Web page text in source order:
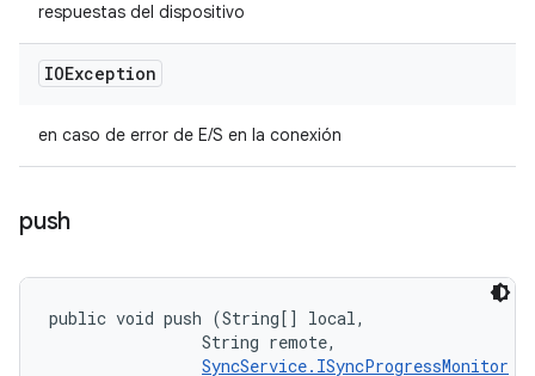
respuestas del dispositivo
IOException
en caso de error de E/S en la conexión
push
public void push (String[] local,
                String remote,
SyncService.ISyncProgressMonitor